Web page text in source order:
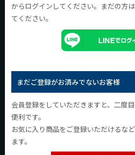
からログインしてください。まだの方は
てください。
まだご登録がお済みでないお客様
会員登録をしていただきますと、二度
便利です。
お気に入り商品をご登録いただけるな
ます。